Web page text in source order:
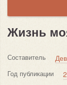
Жизнь
Составитель
Год публикации